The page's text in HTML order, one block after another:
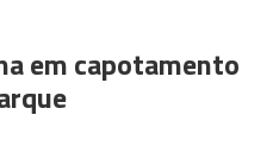
em capotamento